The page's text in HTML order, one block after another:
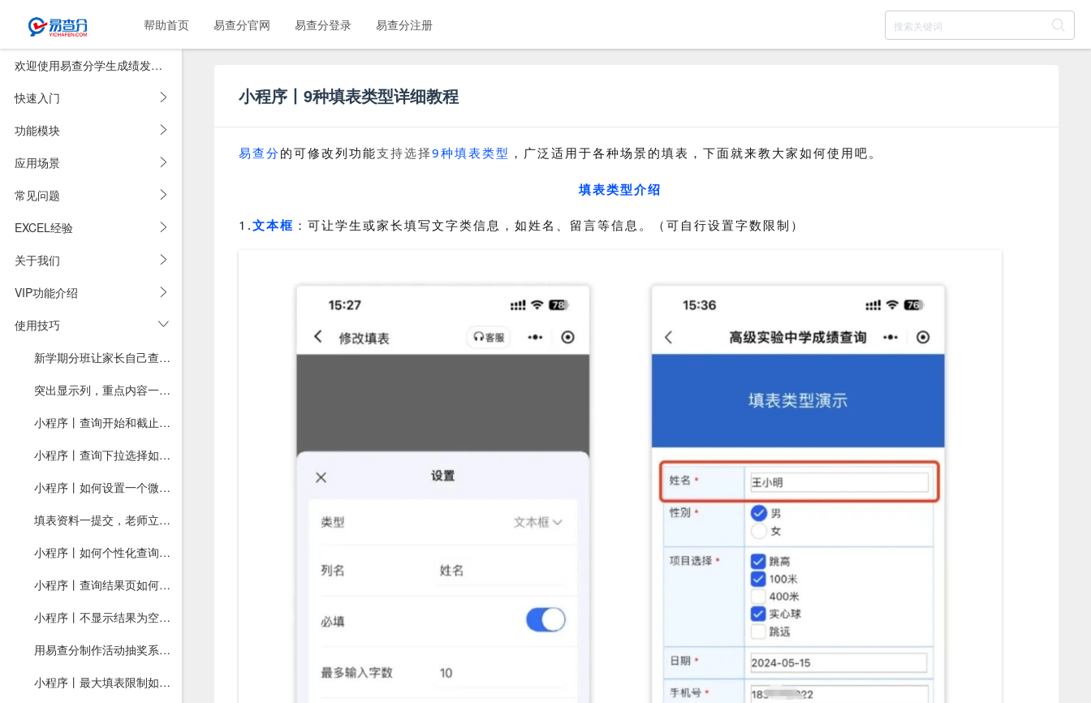
帮助首页 易查分官网 易查分登录 易查分注册
欢迎使用易查分学生成绩发布系统
快速入门
功能模块
应用场景
常见问题
EXCEL经验
关于我们
VIP功能介绍
使用技巧
新学期分班让家长自己查，支持班群二维码图片，在线签名确认！
突出显示列，重点内容一目了然！
小程序丨查询开始和截止时间如何设置？
小程序丨查询下拉选择如何设置？
小程序丨如何设置一个微信号只能查一个人？
填表资料一提交，老师立刻就知道！
小程序丨如何个性化查询页面？
小程序丨查询结果页如何设置？
小程序丨不显示结果为空列如何使用？
用易查分制作活动抽奖系统，支持随机分配中奖结果！
小程序丨最大填表限制如何开启？
小程序丨9种填表类型详细教程
易查分的可修改列功能支持选择9种填表类型 ，广泛适用于各种场景的填表，下面就来教大家如何使用吧。
填表类型介绍
1.文本框 ：可让学生或家长填写文字类信息，如姓名、留言等信息。（可自行设置字数限制）